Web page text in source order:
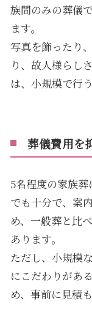
族間のみの葬儀
ます。
写真を飾ったり
り、故人様らし
は、小規模で行
葬儀費用を
5名程度の家族
でも十分で、案
め、一般葬と比
あります。
ただし、小規模
にこだわりがあ
め、事前に見積